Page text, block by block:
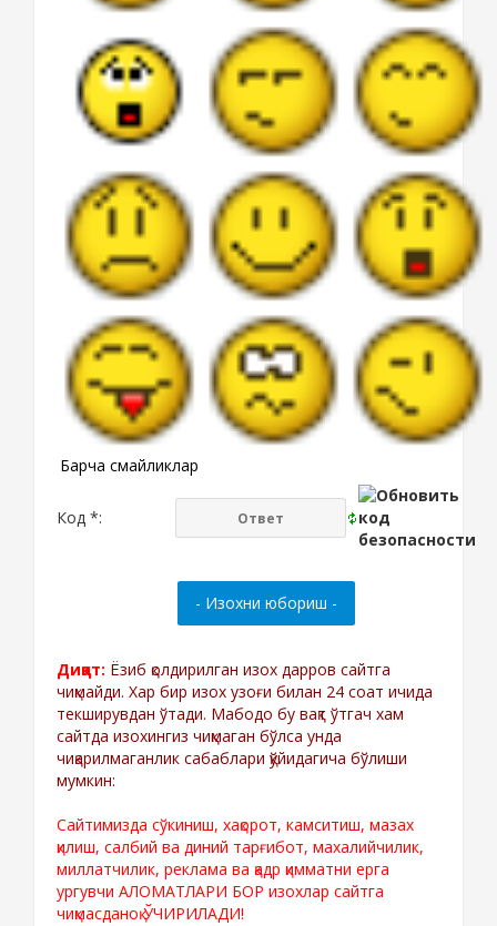
Барча смайликлар
Код *:
Диққат: Ёзиб қолдирилган изох дарров сайтга
чиқмайди. Хар бир изох узоғи билан 24 соат ичида
текширувдан ўтади. Мабодо бу вақт ўтгач хам
сайтда изохингиз чиқмаган бўлса унда
чиқарилмаганлик сабаблари қўйидагича бўлиши
мумкин:
Сайтимизда сўкиниш, хақорот, камситиш, мазах
қилиш, салбий ва диний тарғибот, махалийчилик,
миллатчилик, реклама ва қадр қимматни ерга
ургувчи АЛОМАТЛАРИ БОР изохлар сайтга
чиқмасданоқ ЎЧИРИЛАДИ!